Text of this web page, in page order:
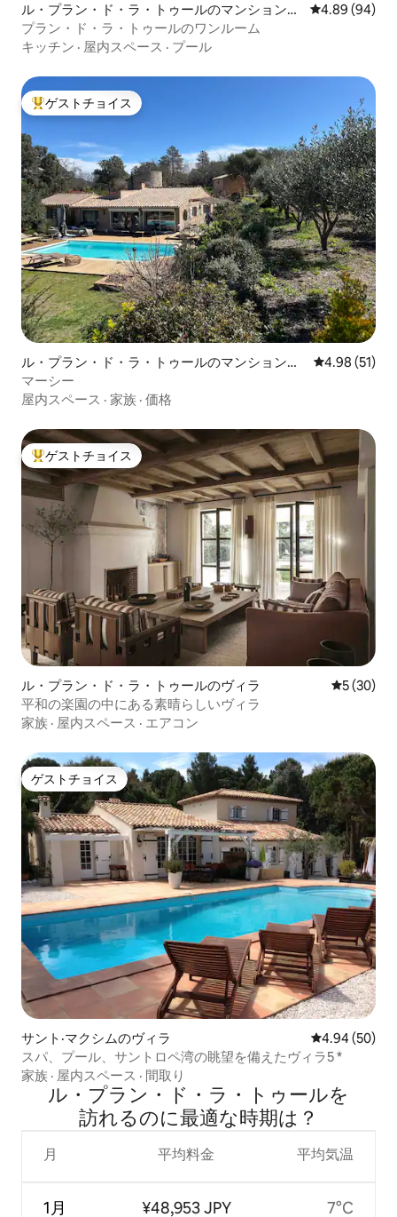
ル・プラン・ド・ラ・トゥールのマンション・
アパート
レビュー94件
4.89 (94)
プラン・ド・ラ・トゥールのワンルーム
キッチン · 屋内スペース · プール
大好評のゲストチョイスです。
ゲストチョイス
ル・プラン・ド・ラ・トゥールのマンション・
アパート
レビュー51
4.98 (51)
マーシー
屋内スペース · 家族 · 価格
大好評のゲストチョイスです。
ゲストチョイス
ル・プラン・ド・ラ・トゥールのヴィラ レビュー
5 (30)
平和の楽園の中にある素晴らしいヴィラ
家族 · 屋内スペース · エアコン
ゲストチョイス
ゲストチョイス
サント·マクシムのヴィラ レビュー50
4.94 (50)
スパ、プール、サントロペ湾の眺望を備えたヴィラ5 *
家族 · 屋内スペース · 間取り
ル・プラン・ド・ラ・トゥールを
訪⁠れ⁠るの⁠に最⁠適⁠な時⁠期⁠は⁠？
月
1月
平均料金
¥48,953 JPY
平均気温
7°C